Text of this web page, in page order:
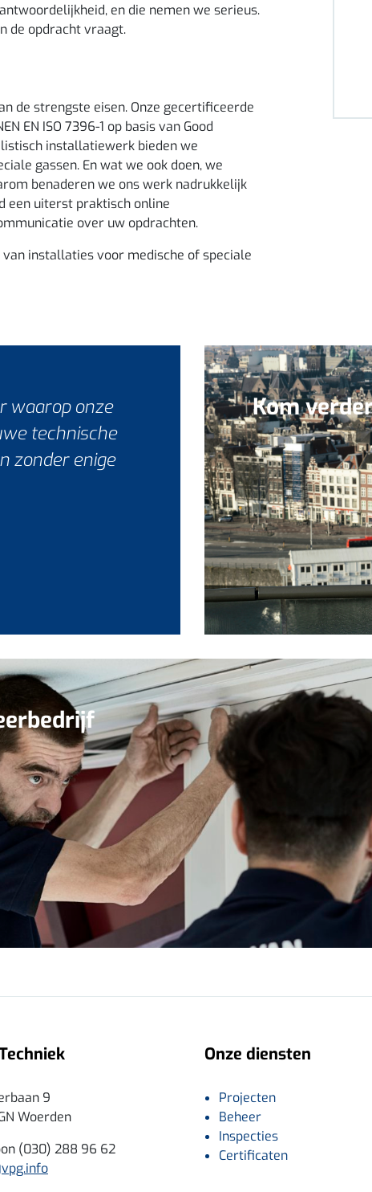
en die nemen we serieus.
de opdracht vraagt.
de strengste eisen. Onze gecertificeerde
EN ISO 7396-1 op basis van Good
installatiewerk bieden we
gassen. En wat we ook doen, we
benaderen we ons werk nadrukkelijk
een uiterst praktisch online
over uw opdrachten.
installaties voor medische of speciale
waarop onze
technische
zonder enige
Kom
9
Woerden
(030) 288 96 62
Onze diensten
Projecten
Beheer
Inspecties
Certificaten